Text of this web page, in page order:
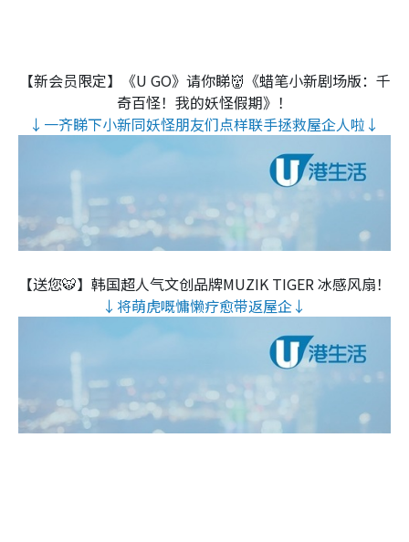
【新会员限定】《U GO》请你睇👹《蜡笔小新剧场版：千
奇百怪！我的妖怪假期》！
↓一齐睇下小新同妖怪朋友们点样联手拯救屋企人啦↓
【送您🐯】韩国超人气文创品牌MUZIK TIGER 冰感风扇！
↓将萌虎嘅慵懒疗愈带返屋企↓